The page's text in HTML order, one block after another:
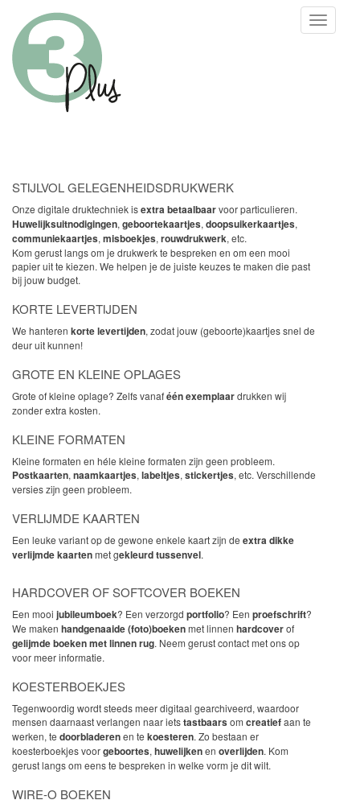
Toggle
STIJLVOL GELEGENHEIDSDRUKWERK
Onze digitale druktechniek isextra betaalbaarvoor particulieren.
Huwelijksuitnodigingen, geboortekaartjes, doopsuikerkaartjes,
communiekaartjes, misboekjes, rouwdrukwerk, etc.
Kom gerust langs om je drukwerk te bespreken en om een mooi
papier uit te kiezen. We helpen je de juiste keuzes te maken die past
bij jouw budget.
KORTE LEVERTIJDEN
We hanteren korte levertijden, zodat jouw (geboorte)kaartjes snel de
deur uit kunnen!
GROTE EN KLEINE OPLAGES
Grote of kleine oplage? Zelfs vanaféén exemplaardrukken wij
zonder extra kosten.
KLEINE FORMATEN
Kleine formaten en héle kleine formaten zijn geen probleem.
Postkaarten, naamkaartjes, labeltjes, stickertjes, etc. Verschillende
versies zijn geen probleem.
VERLIJMDE KAARTEN
Een leuke variant op de gewone enkele kaart zijn de extra dikke
verlijmde kaartenmet gekleurd tussenvel.
HARDCOVER OF SOFTCOVER BOEKEN
Een mooi jubileumboek? Een verzorgd portfolio? Een proefschrift?
We maken handgenaaide (foto)boekenmet linnen hardcoverof
gelijmde boeken met linnen rug. Neem gerust contact met ons op
voor meer informatie.
KOESTERBOEKJES
Tegenwoordig wordt steeds meer digitaal gearchiveerd, waardoor
mensen daarnaast verlangen naar ietstastbaarsom creatiefaan te
werken, te doorbladerenen te koesteren. Zo bestaan er
koesterboekjes voorgeboortes, huwelijkenen overlijden. Kom
gerust langs om eens te bespreken in welke vorm je dit wilt.
WIRE-O BOEKEN